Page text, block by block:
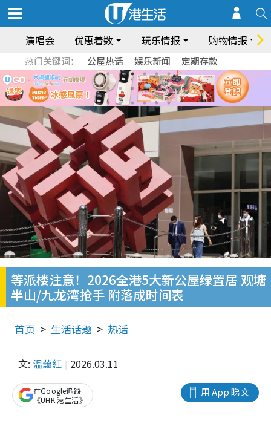
演唱会 优惠着数 玩乐情报 购物情报
热门关键词： 公屋热话 娱乐新闻 定期存款
等派楼注意！2026全港5大新公屋绿置居 观塘
半山/九龙湾抢手 附落成时间表
首页 生活话题 热话
文: 溫藹紅 2026.03.11
用 App 睇文
在Google追蹤
《UHK 港生活》